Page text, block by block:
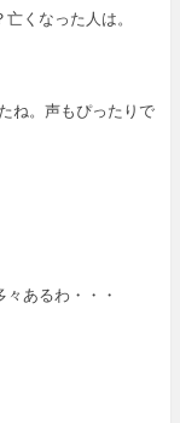
くなった人は。
ね。声もぴったりで
あるわ・・・